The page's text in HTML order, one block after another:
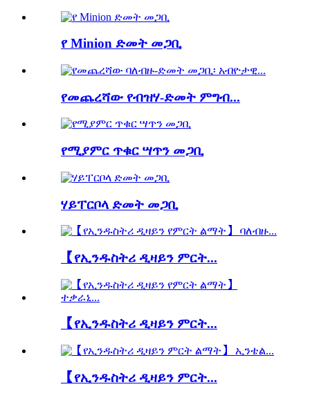
የ Minion ድመት መጋቢ
የመጨረሻው የብዝሃ-ድመት ምግብ...
የሚያምር ጥቁር ሣጥን መጋቢ
ሃይፐርቦላ ድመት መጋቢ
【የኢንዱስትሪ ዲዛይን ምርት...
【የኢንዱስትሪ ዲዛይን ምርት...
【የኢንዱስትሪ ዲዛይን ምርት...